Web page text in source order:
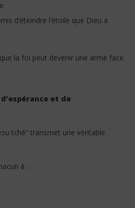
d’éteindre l’étoile que Dieu a
la foi peut devenir une arme face
et de
tché” transmet une véritable
à :